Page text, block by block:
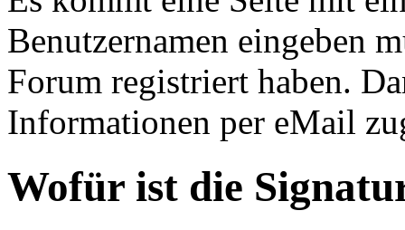
Benutzernamen eingeben
Forum registriert haben.
Informationen per eMail
Wofür ist die